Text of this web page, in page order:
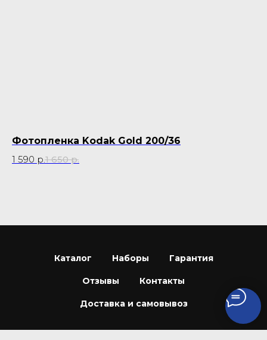
Фотопленка Kodak Gold 200/36
1 590 р.1 650 р.
Каталог Наборы Гарантия
Отзывы Контакты
Доставка и самовывоз